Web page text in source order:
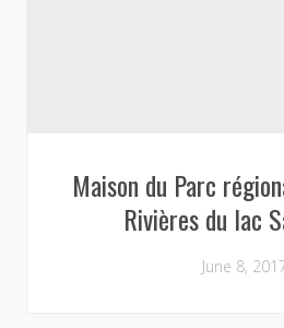
Maison du Parc
Rivières du lac
June 8,